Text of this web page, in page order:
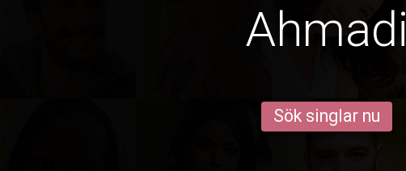
Ahmadi
Sök singlar nu